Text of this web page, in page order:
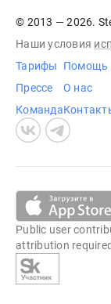
© 2013 — 2026.
Наши условия
Тарифы
Прессе
Команда
Помощь
О нас
Public user
attribution required